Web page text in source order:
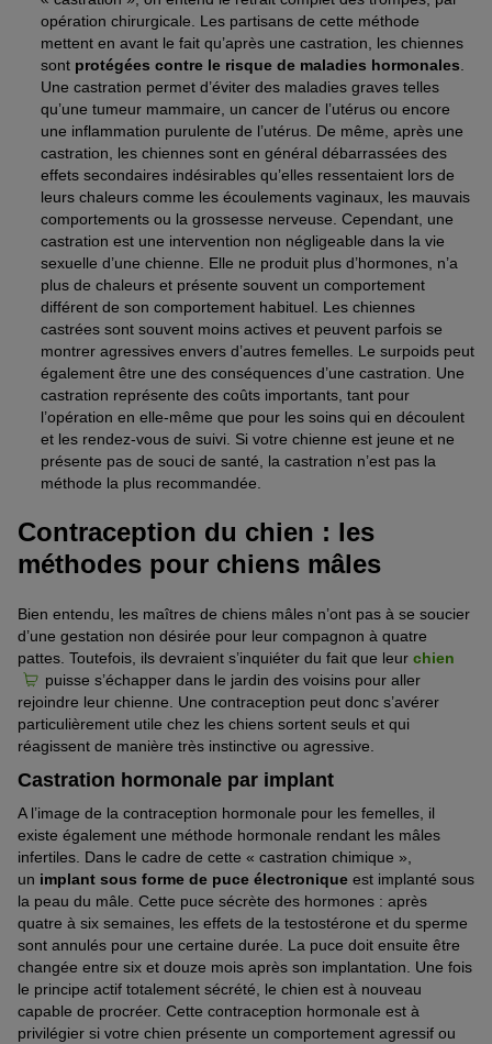
opération chirurgicale. Les partisans de cette méthode
mettent en avant le fait qu’après une castration, les chiennes
sont protégées contre le risque de maladies hormonales
Une castration permet d’éviter des maladies graves telles
qu’une tumeur mammaire, un cancer de l’utérus ou encore
une inflammation purulente de l’utérus. De même, après une
castration, les chiennes sont en général débarrassées des
effets secondaires indésirables qu’elles ressentaient lors de
leurs chaleurs comme les écoulements vaginaux, les mauvais
comportements ou la grossesse nerveuse. Cependant, une
castration est une intervention non négligeable dans la vie
sexuelle d’une chienne. Elle ne produit plus d’hormones, n’a
plus de chaleurs et présente souvent un comportement
différent de son comportement habituel. Les chiennes
castrées sont souvent moins actives et peuvent parfois se
montrer agressives envers d’autres femelles. Le surpoids peut
également être une des conséquences d’une castration. Une
castration représente des coûts importants, tant pour
l’opération en elle-même que pour les soins qui en découlent
et les rendez-vous de suivi. Si votre chienne est jeune et ne
présente pas de souci de santé, la castration n’est pas la
méthode la plus recommandée.
Contraception du chien : les
méthodes pour chiens mâles
Bien entendu, les maîtres de chiens mâles n’ont pas à se soucier
d’une gestation non désirée pour leur compagnon à quatre
pattes. Toutefois, ils devraient s’inquiéter du fait que leur chien
puisse s’échapper dans le jardin des voisins pour aller
rejoindre leur chienne. Une contraception peut donc s’avérer
particulièrement utile chez les chiens sortent seuls et qui
réagissent de manière très instinctive ou agressive.
Castration hormonale par implant
A l’image de la contraception hormonale pour les femelles, il
existe également une méthode hormonale rendant les mâles
infertiles. Dans le cadre de cette « castration chimique »,
un implant sous forme de puce électronique est implanté sous
la peau du mâle. Cette puce sécrète des hormones : après
quatre à six semaines, les effets de la testostérone et du sperme
sont annulés pour une certaine durée. La puce doit ensuite être
changée entre six et douze mois après son implantation. Une fois
le principe actif totalement sécrété, le chien est à nouveau
capable de procréer. Cette contraception hormonale est à
privilégier si votre chien présente un comportement agressif ou